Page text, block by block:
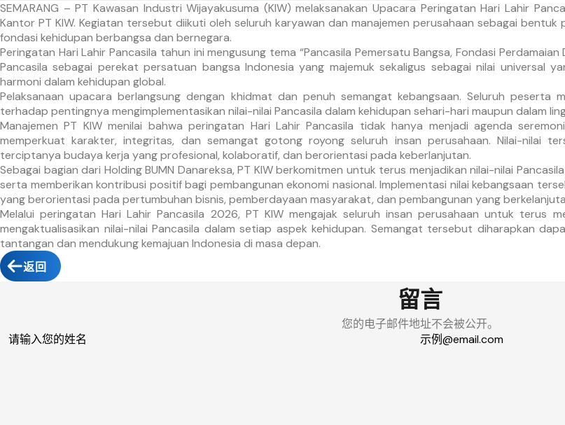
SEMARANG – PT Kawasan Industri Wijayakusuma (KIW) melaksanakan Upacara Peringatan Hari Lahir
Kantor PT KIW. Kegiatan tersebut diikuti oleh seluruh karyawan dan manajemen perusahaan sebagai
fondasi kehidupan berbangsa dan bernegara.
Peringatan Hari Lahir Pancasila tahun ini mengusung tema “Pancasila Pemersatu Bangsa, Fondasi
Pancasila sebagai perekat persatuan bangsa Indonesia yang majemuk sekaligus sebagai nilai universal
harmoni dalam kehidupan global.
Pelaksanaan upacara berlangsung dengan khidmat dan penuh semangat kebangsaan. Seluruh peserta
terhadap pentingnya mengimplementasikan nilai-nilai Pancasila dalam kehidupan sehari-hari maupun dalam
Manajemen PT KIW menilai bahwa peringatan Hari Lahir Pancasila tidak hanya menjadi agenda
memperkuat karakter, integritas, dan semangat gotong royong seluruh insan perusahaan. Nilai-nilai
terciptanya budaya kerja yang profesional, kolaboratif, dan berorientasi pada keberlanjutan.
Sebagai bagian dari Holding BUMN Danareksa, PT KIW berkomitmen untuk terus menjadikan nilai-nilai
serta memberikan kontribusi positif bagi pembangunan ekonomi nasional. Implementasi nilai kebangsaan
yang berorientasi pada pertumbuhan bisnis, pemberdayaan masyarakat, dan pembangunan yang
Melalui peringatan Hari Lahir Pancasila 2026, PT KIW mengajak seluruh insan perusahaan untuk terus
mengaktualisasikan nilai-nilai Pancasila dalam setiap aspek kehidupan. Semangat tersebut diharapkan
tantangan dan mendukung kemajuan Indonesia di masa depan.
返回
留言
您的电子邮件地址不会被公开。